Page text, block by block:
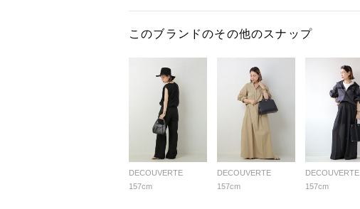
このブランドのその他のスナップ
DECOUVERTE
157cm
DECOUVERTE
157cm
DECOUVERTE
157cm